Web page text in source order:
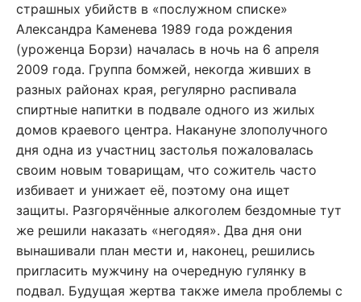
страшных убийств в «послужном списке»
Александра Каменева 1989 года рождения
(уроженца Борзи) началась в ночь на 6 апреля
2009 года. Группа бомжей, некогда живших в
разных районах края, регулярно распивала
спиртные напитки в подвале одного из жилых
домов краевого центра. Накануне злополучного
дня одна из участниц застолья пожаловалась
своим новым товарищам, что сожитель часто
избивает и унижает её, поэтому она ищет
защиты. Разгорячённые алкоголем бездомные тут
же решили наказать «негодяя». Два дня они
вынашивали план мести и, наконец, решились
пригласить мужчину на очередную гулянку в
подвал. Будущая жертва также имела проблемы с